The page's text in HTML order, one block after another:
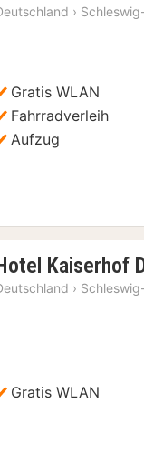
Bild
›
Gratis WLAN
Fahrradverleih
Aufzug
Bild
Kaiserhof
›
Gratis WLAN